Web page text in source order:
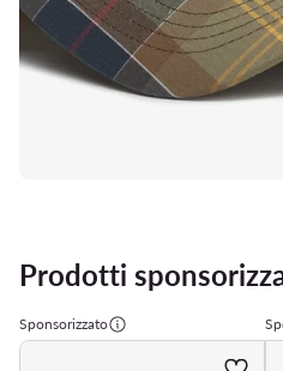
Prodotti
Sponsorizzato